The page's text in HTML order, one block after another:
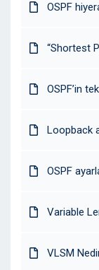
OSPF
“Shortest
OSPF’in
Loopback
OSPF
Variable
VLSM